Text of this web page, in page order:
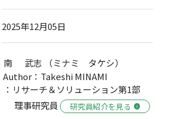
2025年12月05日
南 武志 （ミナミ タケシ）
Author：Takeshi MINAMI
：リサーチ＆ソリューション第1部
理事研究員
研究員紹介を見る